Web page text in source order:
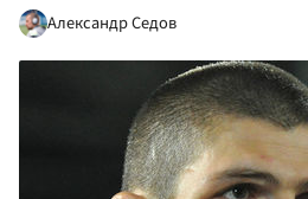
Александр Седов